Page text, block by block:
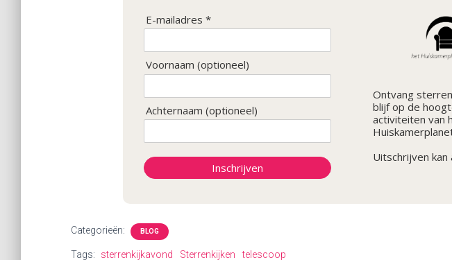
E-mailadres *
Voornaam (optioneel)
Achternaam (optioneel)
Inschrijven
Ontvang
blijf op de
activiteiten van
Uitschrijven kan
Categorieën: BLOG
Tags: sterrenkijkavond Sterrenkijken telescoop